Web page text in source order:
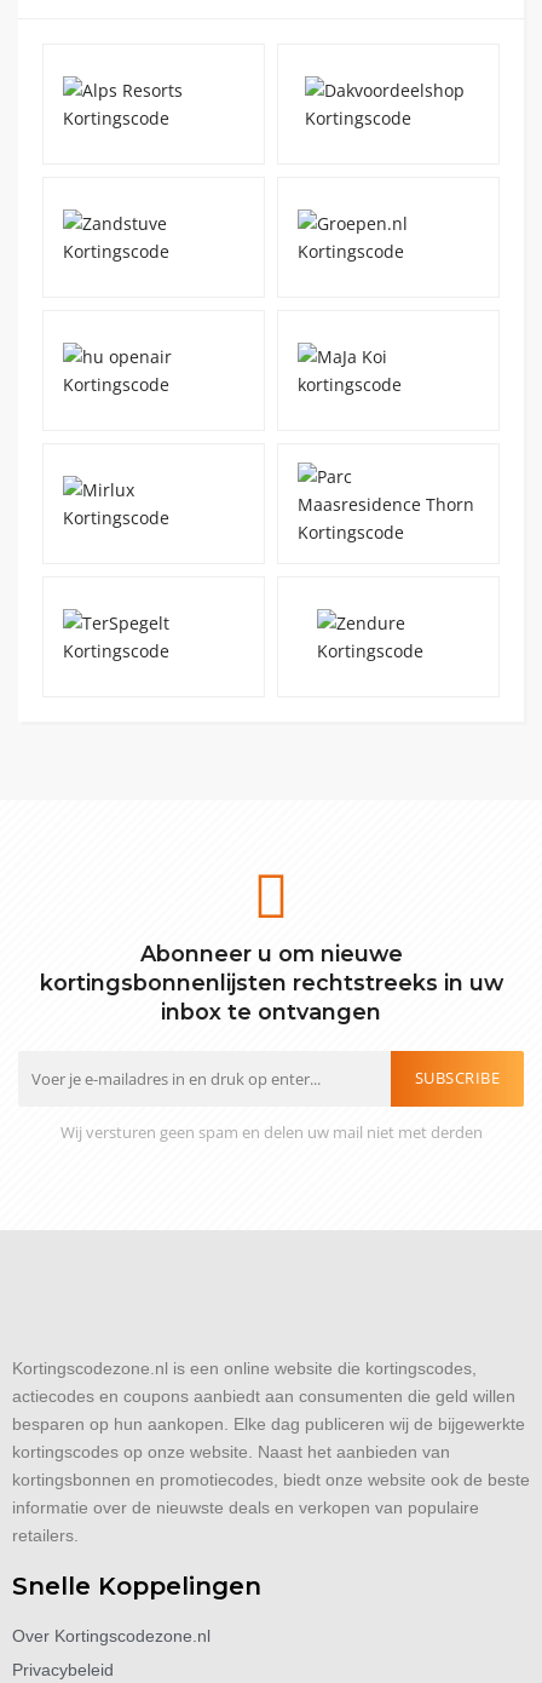
Abonneer u om nieuwe
kortingsbonnenlijsten rechtstreeks in uw
inbox te ontvangen
SUBSCRIBE
Wij versturen geen spam en delen uw mail niet met derden
Kortingscodezone.nl is een online website die kortingscodes,
actiecodes en coupons aanbiedt aan consumenten die geld willen
besparen op hun aankopen. Elke dag publiceren wij de bijgewerkte
kortingscodes op onze website. Naast het aanbieden van
kortingsbonnen en promotiecodes, biedt onze website ook de beste
informatie over de nieuwste deals en verkopen van populaire
retailers.
Snelle Koppelingen
Over Kortingscodezone.nl
Privacybeleid